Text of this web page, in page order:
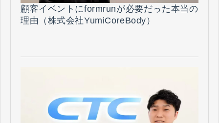
顧客イベントにformrunが必要だった本当の
理由（株式会社YumiCoreBody）